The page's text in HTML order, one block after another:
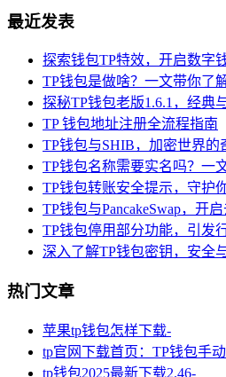
最近发表
探索钱包TP特效，开启数字
TP钱包是做啥？一文带你了
探秘TP钱包老版1.6.1，经典
TP 钱包地址注册全流程指南
TP钱包与SHIB，加密世界的
TP钱包名称需要实名吗？一
TP钱包转账安全提示，守护
TP钱包与PancakeSwap，开
TP钱包停用部分功能，引发
深入了解TP钱包密钥，安全
热门文章
苹果tp钱包怎样下载-
tp官网下载首页：TP钱包手
tp钱包2025最新下载2.46-